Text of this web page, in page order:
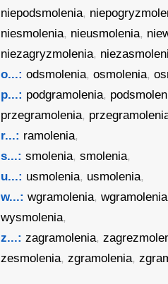
niepodsmolenia,
niesmolenia, nieusmolenia,
niezagryzmolenia,
o...: odsmolenia,osmolenia,
p...: podgramolenia,
przegramolenia,
r...: ramolenia,
s...: smolenia,smolenia,
u...: usmolenia, usmolenia,
w...: wgramolenia,wgramolenia
wysmolenia,
z...: zagramolenia,
zesmolenia,zgramolenia,